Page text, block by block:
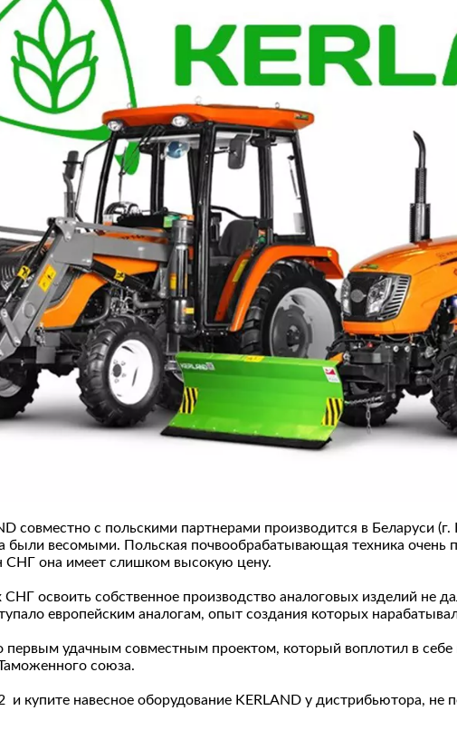
Видео
совместно с польскими партнерами производится в Беларуси
были весомыми. Польская почвообрабатывающая техника очень
она имеет слишком высокую цену.
освоить собственное производство аналоговых изделий не
европейским аналогам, опыт создания которых
первым удачным совместным проектом, который воплотил в себе
союза.
купите навесное оборудование KERLAND у дистрибьютора, не